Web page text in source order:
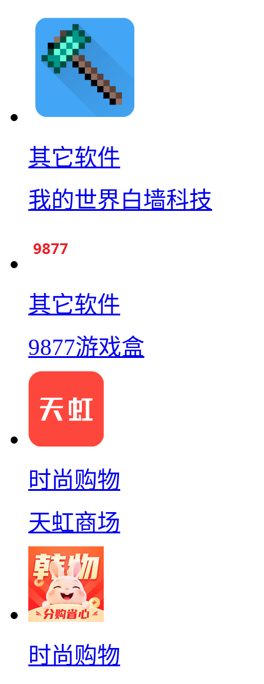
其它软件
我的世界白墙科技
其它软件
9877游戏盒
时尚购物
天虹商场
时尚购物